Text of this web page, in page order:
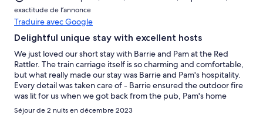
exactitude de l’annonce
Traduire avec Google
Delightful unique stay with excellent hosts
We just loved our short stay with Barrie and Pam at the Red
Rattler. The train carriage itself is so charming and comfortable,
but what really made our stay was Barrie and Pam's hospitality.
Every detail was taken care of - Barrie ensured the outdoor fire
was lit for us when we got back from the pub, Pam's home
made jams in the fridge were delicious, and care was taken to
Séjour de 2 nuits en décembre 2023